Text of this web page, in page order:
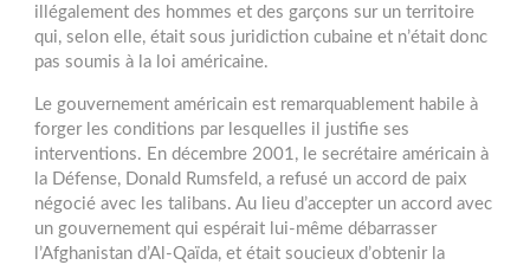
illégalement des hommes et des garçons sur un territoire
qui, selon elle, était sous juridiction cubaine et n’était donc
pas soumis à la loi américaine.
Le gouvernement américain est remarquablement habile à
forger les conditions par lesquelles il justifie ses
interventions. En décembre 2001, le secrétaire américain à
la Défense, Donald Rumsfeld, a refusé un accord de paix
négocié avec les talibans. Au lieu d’accepter un accord avec
un gouvernement qui espérait lui-même débarrasser
l’Afghanistan d’Al-Qaïda, et était soucieux d’obtenir la